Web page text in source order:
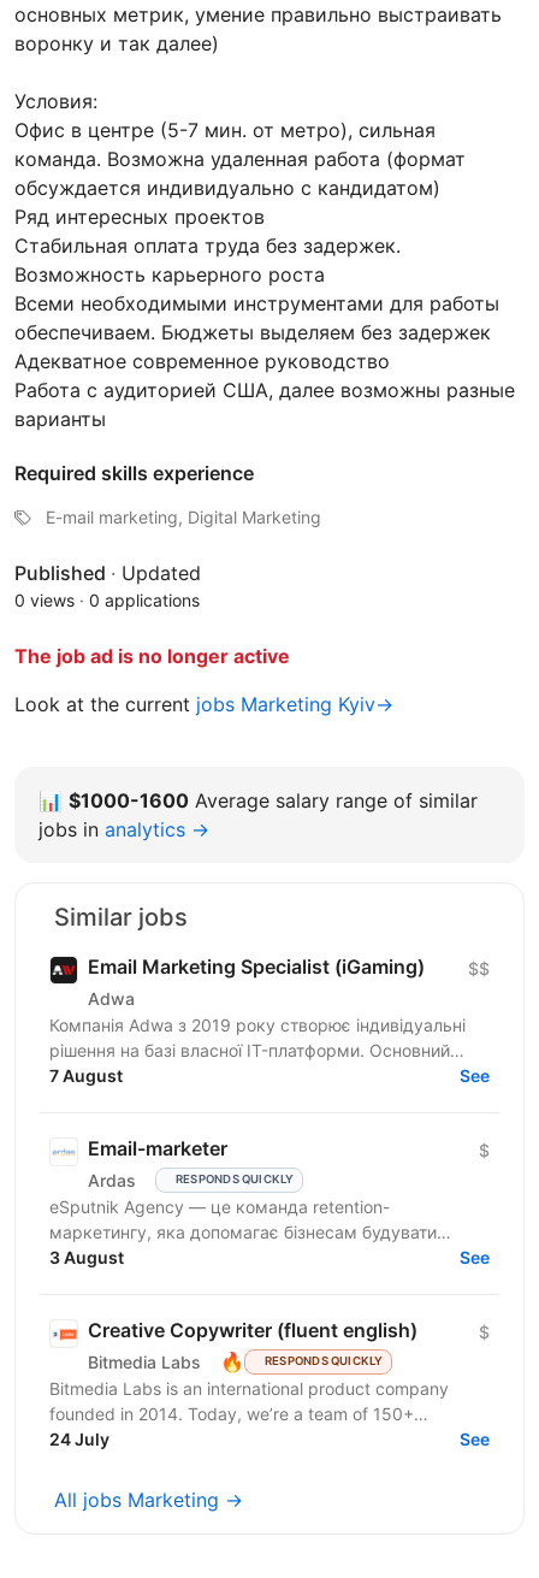
основных метрик, умение правильно выстраивать
воронку и так далее)
Условия:
Офис в центре (5-7 мин. от метро), сильная
команда. Возможна удаленная работа (формат
обсуждается индивидуально с кандидатом)
Ряд интересных проектов
Стабильная оплата труда без задержек.
Возможность карьерного роста
Всеми необходимыми инструментами для работы
обеспечиваем. Бюджеты выделяем без задержек
Адекватное современное руководство
Работа с аудиторией США, далее возможны разные
варианты
Required skills experience
E-mail marketing, Digital Marketing
Published · Updated
0 views · 0 applications
The job ad is no longer active
Look at the current jobs Marketing Kyiv→
📊 $1000-1600 Average salary range of similar
jobs in analytics →
Similar jobs
Email Marketing Specialist (iGaming)
Adwa
$$
Компанія Adwa з 2019 року створює індивідуальні
рішення на базі власної IT-платформи. Основний
принцип компанії — поєднання бачення клієнта з
7 August See
Email-marketer
Ardas RESPONDS QUICKLY
$
eSputnik Agency — це команда retention-
маркетингу, яка допомагає бізнесам будувати
ефективні комунікації з клієнтами за допомогою
3 August See
Creative Copywriter (fluent english)
Bitmedia Labs 🔥 RESPONDS QUICKLY
$
Bitmedia Labs is an international product company
founded in 2014. Today, we’re a team of 150+
specialists working globally, building products used
24 July See
All jobs Marketing →